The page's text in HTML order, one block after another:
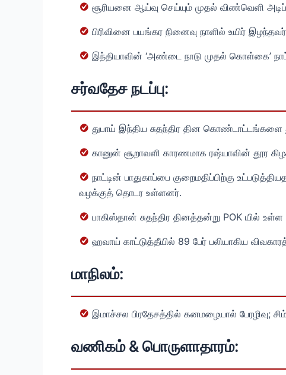
சூரியனை ஆய்வு செய்யும் முதல் விண்வெளி
பிரிவினை பயங்கர நினைவு நாளில் உயிர்
இந்தியாவின் ‘அண்டை நாடு முதல் கொள்கை’
சர்வதேச நடப்பு:
துபாய் இந்திய சுதந்திர தின கொண்டாட்டங்களை
கானுன் சூறாவளி காரணமாக ரஷ்யாவின் தூர
நாட்டின் பாதுகாப்பை குறைமதிப்பிற்கு
வழக்குத் தொடர உள்ளனர்.
பாகிஸ்தான் சுதந்திர தினத்தன்று POK யில்
ஹவாய் காட்டுத்தீயில் 89 பேர் பலியாகிய
மாநிலம்:
இமாச்சல பிரதேசத்தில் கனமழையால் பேரழிவு;
வணிகம் & பொருளாதாரம்: